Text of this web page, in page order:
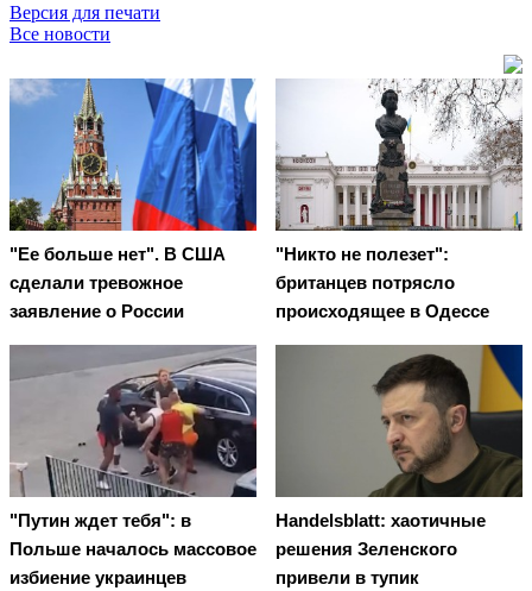
Версия для печати
Все новости
"Ее больше нет". В США
сделали тревожное
заявление о России
"Никто не полезет":
британцев потрясло
происходящее в Одессе
"Путин ждет тебя": в
Польше началось массовое
избиение украинцев
Handelsblatt: хаотичные
решения Зеленского
привели в тупик